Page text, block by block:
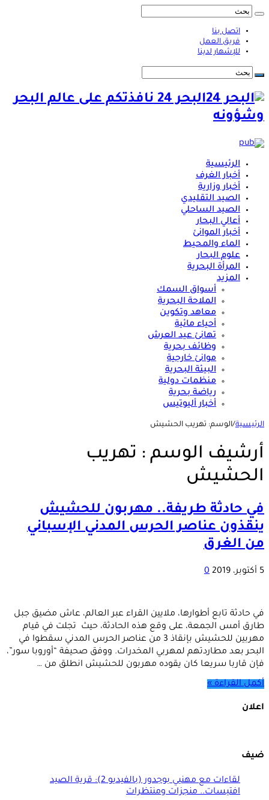
اتصل بنا
فريق العمل
للإشهار لدينا
البحر 24 نافذتكم على عالم البحر
وشؤونه
الرئيسية
أخبار الغرف
أخبار وزارية
الصيد التقليدي
الصيد الساحلي
أعالي البحار
أخبار الموانئ
الماء والمحيط
علوم البحار
المرأة البحرية
المزيد
أسواق السمك
الملاحة البحرية
معاهد وتكوين
أحياء مائية
تهانئ عيد العرش
وظائف بحرية
موانئ خارجية
البيئة البحرية
منظمات دولية
رياضة بحرية
أخبار أليوتيس
الرئيسية/الوسم: تهريب الحشيش
أرشيف الوسم : تهريب
الحشيش
في حادثة طريفة.. مهربون للحشيش
ينقذون عناصر الحرس المدني الإسباني
من الغرق
5 أكتوبر، 2019 0
في حادثة تابع أطوارها، ملايين القراء عبر العالم، عاش مضيق جبل
طارق أمس الجمعة، على وقع هذه الحادثة، حيث تجلت في قيام
مهربين للحشيش بإنقاذ 3 من عناصر الحرس المدني سقطوا في
البحر بعد مطاردتهم لمهربي المخدرات. ووفق صحيفة “أوروبا سور”،
فإن قاربا سريعا كان يقوده مهربون للحشيش انطلق من …
أكمل القراءة »
اعلان
ضيف
لقاءات مع مهنيي بوجدور (بالفيديو 2): قرية الصيد
افتيسات.. منجزات ومنتظرات